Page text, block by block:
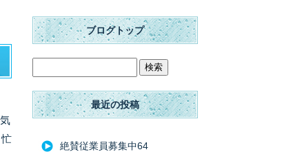
ブログトップ
最近の投稿
絶賛従業員募集中64